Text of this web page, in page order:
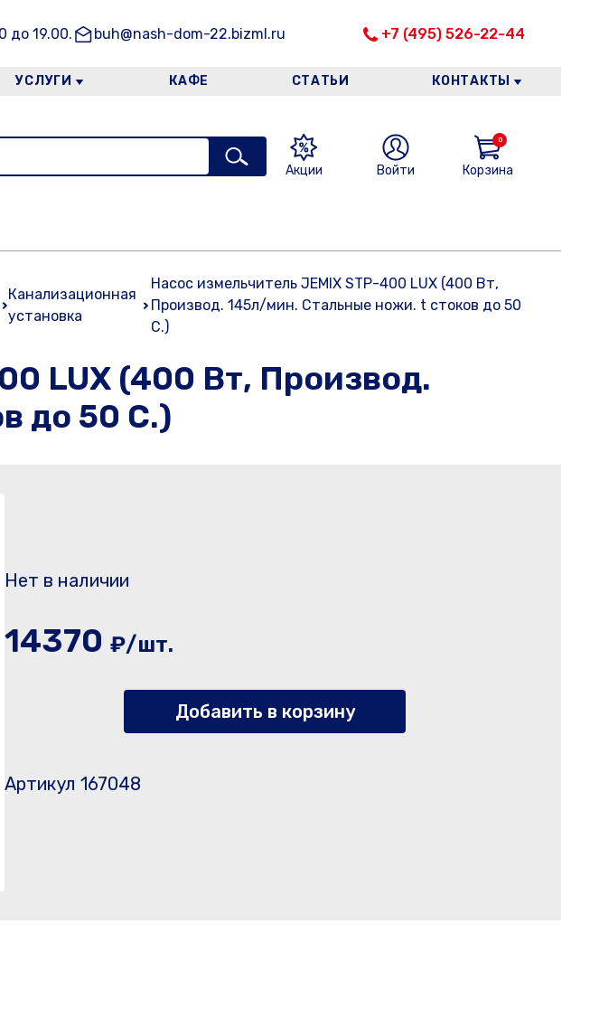
до 19.00. buh@nash-dom-22.bizml.ru +7 (495) 526-22-44
УСЛУГИ КАФЕ СТАТЬИ КОНТАКТЫ
Акции Войти Корзина
0
Канализационная
установка
Насос измельчитель JEMIX STP-400 LUX (400 Вт,
Производ. 145л/мин. Стальные ножи. t стоков до 50
С.)
LUX (400 Вт, Производ.
до 50 С.)
Нет в наличии
14370 ₽/шт.
Добавить в корзину
Артикул 167048